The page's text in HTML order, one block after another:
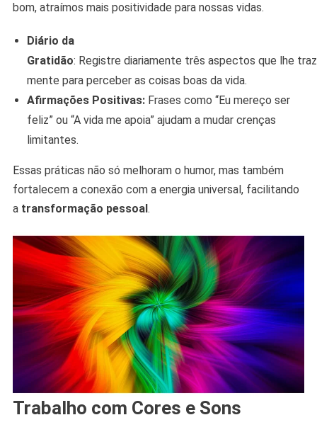
bom, atraímos mais positividade para nossas vidas.
Diário da
Gratidão: Registre diariamente três aspectos que lhe
mente para perceber as coisas boas da vida.
Afirmações Positivas:Frases como “Eu mereço ser
feliz” ou “A vida me apoia” ajudam a mudar crenças
limitantes.
Essas práticas não só melhoram o humor, mas também
fortalecem a conexão com a energia universal, facilitando
a transformação pessoal.
Trabalho com Cores e Sons